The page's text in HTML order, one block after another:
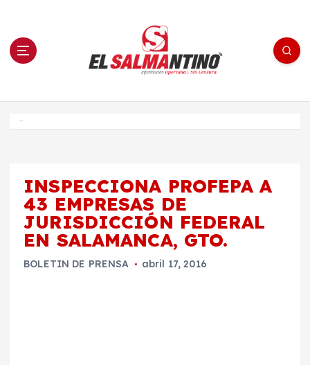
n El Salmantino - medios/noticias/editorial
INSPECCIONA PROFEPA A
43 EMPRESAS DE
JURISDICCIÓN FEDERAL
EN SALAMANCA, GTO.
BOLETIN DE PRENSA abril 17, 2016